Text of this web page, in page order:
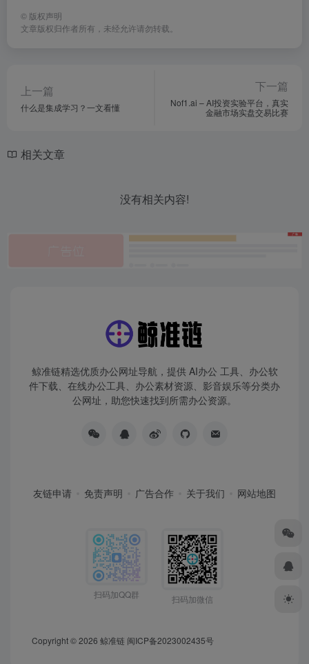
© 版权声明
文章版权归作者所有，未经允许请勿转载。
上一篇
什么是集成学习？一文看懂
下一篇
Nof1.ai – AI投资实验平台，真实
金融市场实盘交易比赛
相关文章
没有相关内容!
鲸准链精选优质办公网址导航，提供 AI办公 工具、办公软
件下载、在线办公工具、办公素材资源、影音娱乐等分类办
公网址，助您快速找到所需办公资源。
友链申请 免责声明 广告合作 关于我们 网站地图
扫码加QQ群 扫码加微信
Copyright © 2026 鲸准链 闽ICP备2023002435号